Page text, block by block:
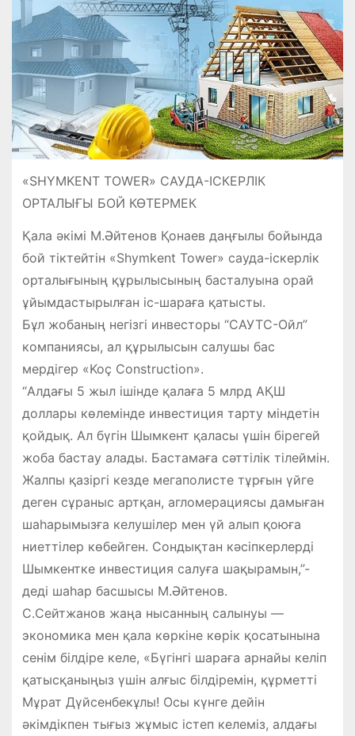
«SHYMKENT TOWER» САУДА-ІСКЕРЛІК
ОРТАЛЫҒЫ БОЙ КӨТЕРМЕК
Қала әкімі М.Әйтенов Қонаев даңғылы бойында
бой тіктейтін «Shymkent Tower» сауда-іскерлік
орталығының құрылысының басталуына орай
ұйымдастырылған іс-шараға қатысты.
Бұл жобаның негізгі инвесторы “САУТС-Ойл”
компаниясы, ал құрылысын салушы бас
мердігер «Koç Construction».
“Алдағы 5 жыл ішінде қалаға 5 млрд АҚШ
доллары көлемінде инвестиция тарту міндетін
қойдық. Ал бүгін Шымкент қаласы үшін бірегей
жоба бастау алады. Бастамаға сәттілік тілеймін.
Жалпы қазіргі кезде мегаполисте тұрғын үйге
деген сұраныс артқан, агломерациясы дамыған
шаһарымызға келушілер мен үй алып қоюға
ниеттілер көбейген. Сондықтан кәсіпкерлерді
Шымкентке инвестиция салуға шақырамын,”-
деді шаһар басшысы М.Әйтенов.
С.Сейтжанов жаңа нысанның салынуы —
экономика мен қала көркіне көрік қосатынына
сенім білдіре келе, «Бүгінгі шараға арнайы келіп
қатысқаныңыз үшін алғыс білдіремін, құрметті
Мұрат Дүйсенбекұлы! Осы күнге дейін
әкімдікпен тығыз жұмыс істеп келеміз, алдағы